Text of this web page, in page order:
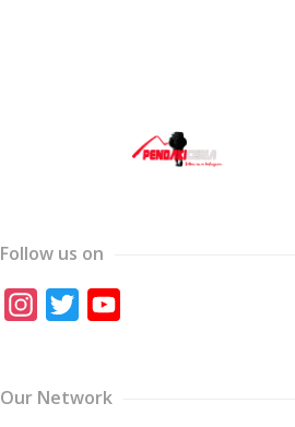
Follow us on
Instagram
Twitter
Our Network